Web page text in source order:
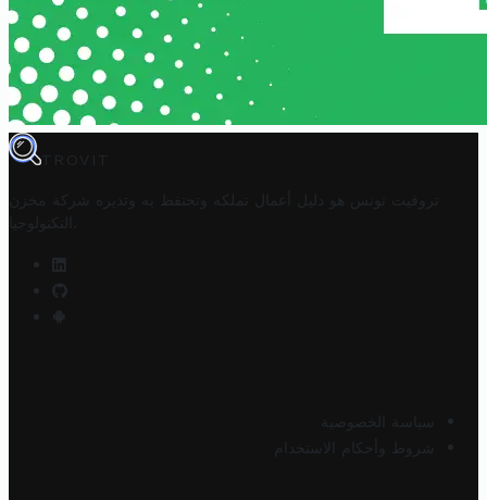
TROVIT
تروفيت تونس هو دليل أعمال تملكه وتحتفظ به وتديره
شركة مخزن
التكنولوجيا
سياسة الخصوصية
شروط وأحكام الاستخدام